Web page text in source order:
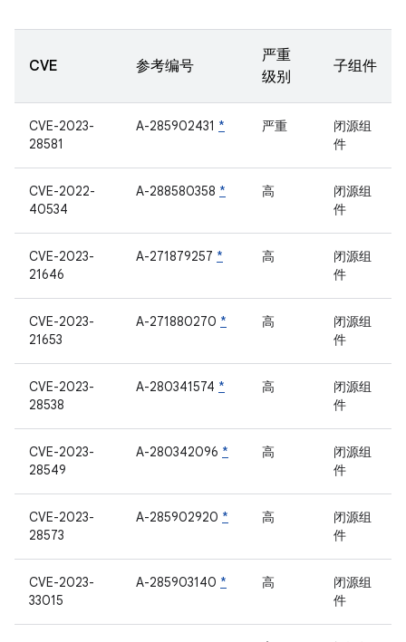
CVE 参考编号
严重
级别
子组件
CVE-2023-
28581
A-285902431 * 严重
闭源组
件
CVE-2022-
40534
A-288580358 * 高
闭源组
件
CVE-2023-
21646
A-271879257 * 高
闭源组
件
CVE-2023-
21653
A-271880270 * 高
闭源组
件
CVE-2023-
28538
A-280341574 * 高
闭源组
件
CVE-2023-
28549
A-280342096 * 高
闭源组
件
CVE-2023-
28573
A-285902920 * 高
闭源组
件
CVE-2023-
33015
A-285903140 * 高
闭源组
件